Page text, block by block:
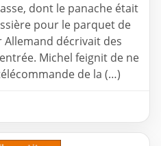
dont le panache était
pour le parquet de
Allemand décrivait des
Michel feignit de ne
de la (…)